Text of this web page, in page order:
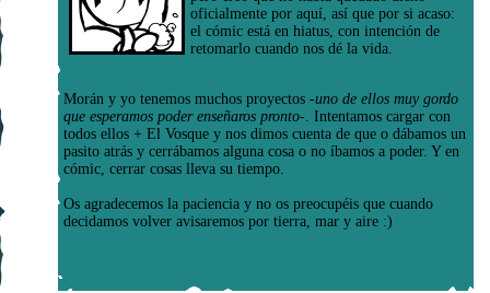
oficialmente por aquí, así que por si acaso:
el cómic está en hiatus, con intención de
retomarlo cuando nos dé la vida.
Morán y yo tenemos muchos proyectos -uno de ellos muy gordo
que esperamos poder enseñaros pronto-. Intentamos cargar con
todos ellos + El Vosque y nos dimos cuenta de que o dábamos un
pasito atrás y cerrábamos alguna cosa o no íbamos a poder. Y en
cómic, cerrar cosas lleva su tiempo.
Os agradecemos la paciencia y no os preocupéis que cuando
decidamos volver avisaremos por tierra, mar y aire :)